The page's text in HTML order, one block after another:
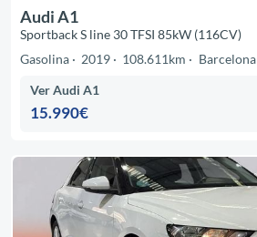
Audi A1
Sportback S line 30 TFSI 85kW (116CV)
Gasolina
2019 108.611km Barcelona
Ver Audi A1
15.990€